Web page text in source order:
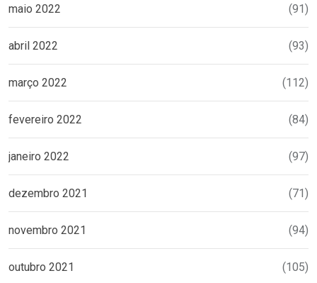
maio 2022 (91)
abril 2022 (93)
março 2022 (112)
fevereiro 2022 (84)
janeiro 2022 (97)
dezembro 2021 (71)
novembro 2021 (94)
outubro 2021 (105)